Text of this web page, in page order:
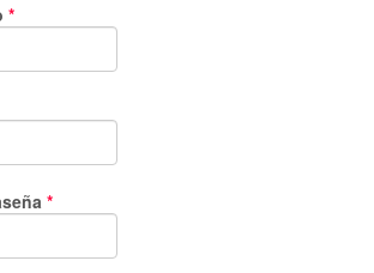
*Obligatorio
*Obligatorio